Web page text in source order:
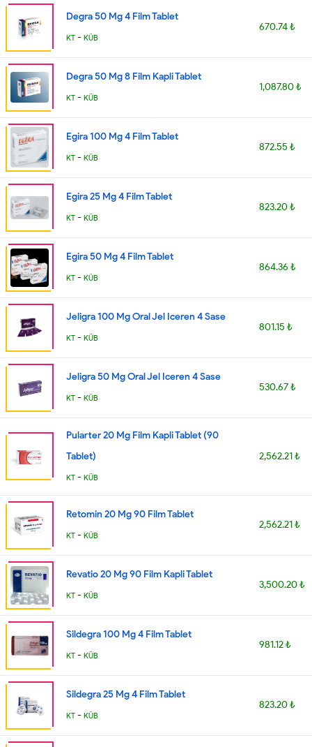
Degra 50 Mg 4 Film Tablet
KT - KÜB
670.74 ₺
Degra 50 Mg 8 Film Kapli Tablet
KT - KÜB
1,087.80 ₺
Egira 100 Mg 4 Film Tablet
KT - KÜB
872.55 ₺
Egira 25 Mg 4 Film Tablet
KT - KÜB
823.20 ₺
Egira 50 Mg 4 Film Tablet
KT - KÜB
864.36 ₺
Jeligra 100 Mg Oral Jel Iceren 4 Sase
KT - KÜB
801.15 ₺
Jeligra 50 Mg Oral Jel Iceren 4 Sase
KT - KÜB
530.67 ₺
Pularter 20 Mg Film Kapli Tablet (90
Tablet)
KT - KÜB
2,562.21 ₺
Retomin 20 Mg 90 Film Tablet
KT - KÜB
2,562.21 ₺
Revatio 20 Mg 90 Film Kapli Tablet
KT - KÜB
3,500.20 ₺
Sildegra 100 Mg 4 Film Tablet
KT - KÜB
981.12 ₺
Sildegra 25 Mg 4 Film Tablet
KT - KÜB
823.20 ₺